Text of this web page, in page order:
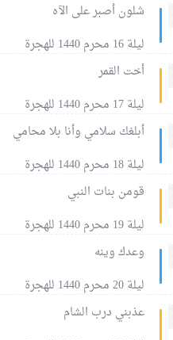
شلون أصبر على الآه
ليلة 16 محرم 1440 للهجرة
أخت القمر
ليلة 17 محرم 1440 للهجرة
أبلغك سلامي وأنا بلا محامي
ليلة 18 محرم 1440 للهجرة
قومن بنات النبي
ليلة 19 محرم 1440 للهجرة
وعدك وينه
ليلة 20 محرم 1440 للهجرة
عذبني درب الشام